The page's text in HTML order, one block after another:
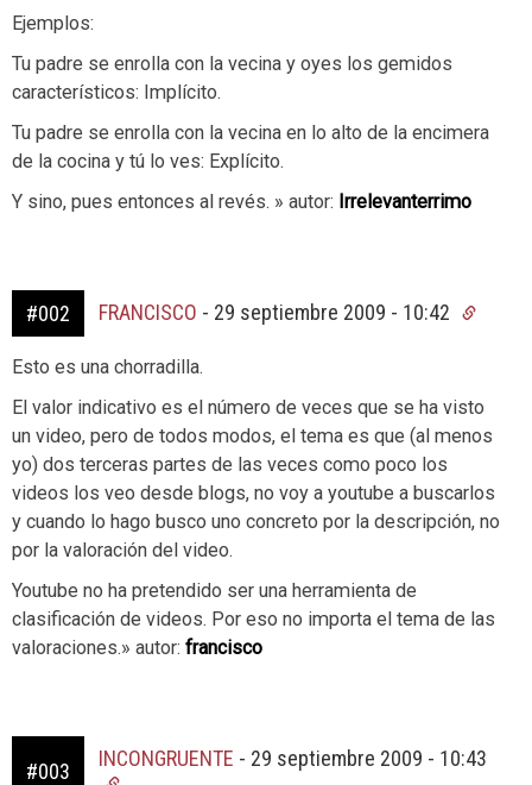
Ejemplos:
Tu padre se enrolla con la vecina y oyes los gemidos
característicos: Implícito.
Tu padre se enrolla con la vecina en lo alto de la encimera
de la cocina y tú lo ves: Explícito.
Y sino, pues entonces al revés. » autor: Irrelevanterrimo
#002 FRANCISCO - 29 septiembre 2009 - 10:42
Esto es una chorradilla.
El valor indicativo es el número de veces que se ha visto
un video, pero de todos modos, el tema es que (al menos
yo) dos terceras partes de las veces como poco los
videos los veo desde blogs, no voy a youtube a buscarlos
y cuando lo hago busco uno concreto por la descripción, no
por la valoración del video.
Youtube no ha pretendido ser una herramienta de
clasificación de videos. Por eso no importa el tema de las
valoraciones.» autor: francisco
#003
INCONGRUENTE - 29 septiembre 2009 - 10:43